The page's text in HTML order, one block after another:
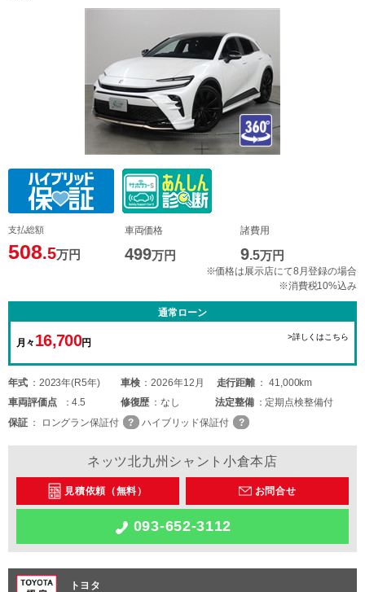
支払総額
508.5万円
車両価格
499万円
諸費用
9.5万円
※価格は展示店にて8月登録の場合
※消費税10%込み
通常ローン
月々 16,700円
>詳しくはこちら
年式 2023年(R5年) 車検 2026年12月 走行距離
41,000km
車両評価点 4.5 修復歴 なし 法定整備
定期点検整備付
保証
ロングラン保証付 ハイブリッド保証付
ネッツ北九州シャント小倉本店
見積依頼（無料） お問合せ
093-652-3112
トヨタ